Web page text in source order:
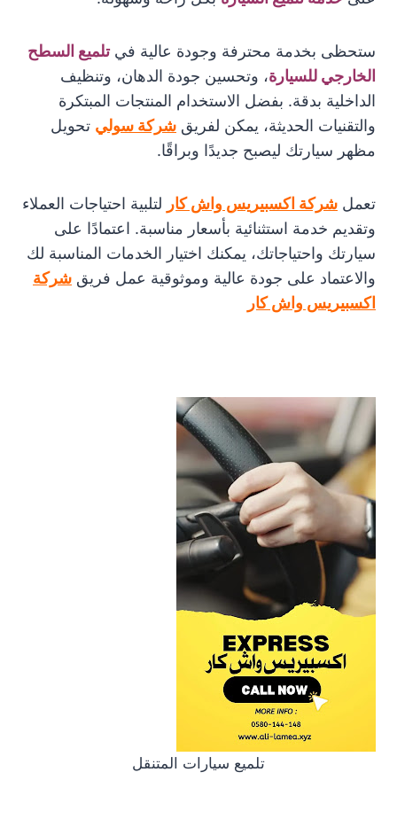
ستحظى بخدمة محترفة وجودة عالية فيتلميع السطح
الخارجي للسيارة، وتحسين جودة الدهان، وتنظيف
الداخلية بدقة. بفضل الاستخدام المنتجات المبتكرة
والتقنيات الحديثة، يمكن لفريق شركة سولي تحويل
مظهر سيارتك ليصبح جديدًا وبراقًا.
تعمل شركة اكسبيريس واش كار لتلبية احتياجات العملاء
وتقديم خدمة استثنائية بأسعار مناسبة. اعتمادًا على
سيارتك واحتياجاتك، يمكنك اختيار الخدمات المناسبة لك
والاعتماد على جودة عالية وموثوقية عمل فريق شركة
اكسبيريس واش كار
تلميع سيارات المتنقل